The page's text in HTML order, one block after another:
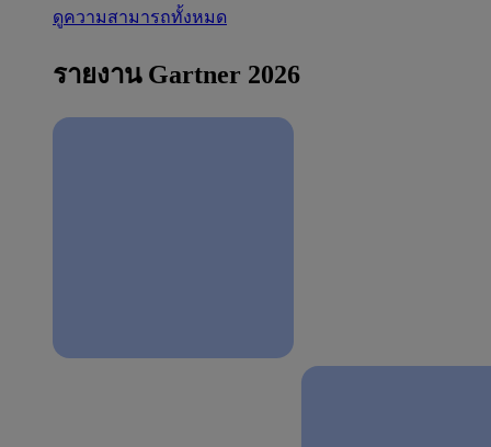
ดูความสามารถทั้งหมด
รายงาน Gartner 2026